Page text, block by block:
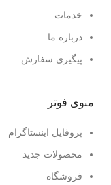
خدمات
درباره ما
پیگیری سفارش
منوی فوتر
پروفایل اینستاگرام
محصولات جدید
فروشگاه